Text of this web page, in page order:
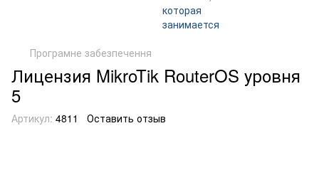
Програмне забезпечення
Лицензия MikroTik RouterOS уровня
5
Артикул: 4811 Оставить отзыв